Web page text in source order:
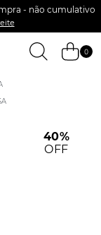
- não cumulativo
0
40%
OFF